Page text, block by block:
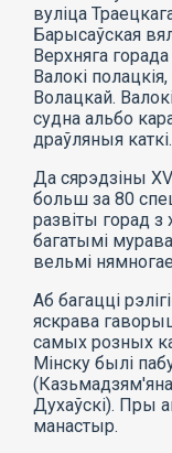
вуліца
Барысаўская
Верхняга
Валокі
Волацкай.
судна альбо
драўляныя каткі.
Да сярэдзіны
больш за 80
развіты горад з
багатымі
вельмі
Аб багацці
яскрава
самых розных
Мінску былі
Духаўскі). Пры
манастыр.